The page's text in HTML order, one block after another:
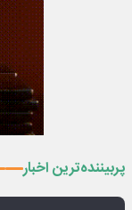
پربیننده‌ترین اخبار